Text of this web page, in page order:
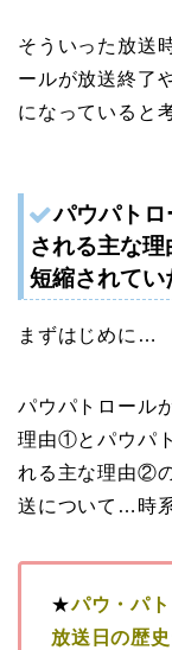
そういった放送
ールが放送終了
になっていると
パウパトロ
される主な
短縮されてい
まずはじめに…
パウパトロール
理由①とパウパ
れる主な理由②
送について…時
★パウ・パ
放送日の歴史